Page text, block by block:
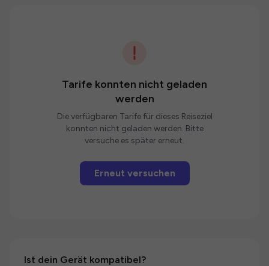
Tarife konnten nicht geladen
werden
Die verfügbaren Tarife für dieses Reiseziel
konnten nicht geladen werden. Bitte
versuche es später erneut.
Erneut versuchen
Ist dein Gerät kompatibel?